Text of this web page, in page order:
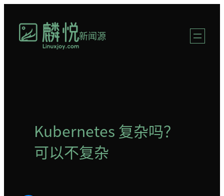
新闻源
Kubernetes 复杂吗？
可以不复杂